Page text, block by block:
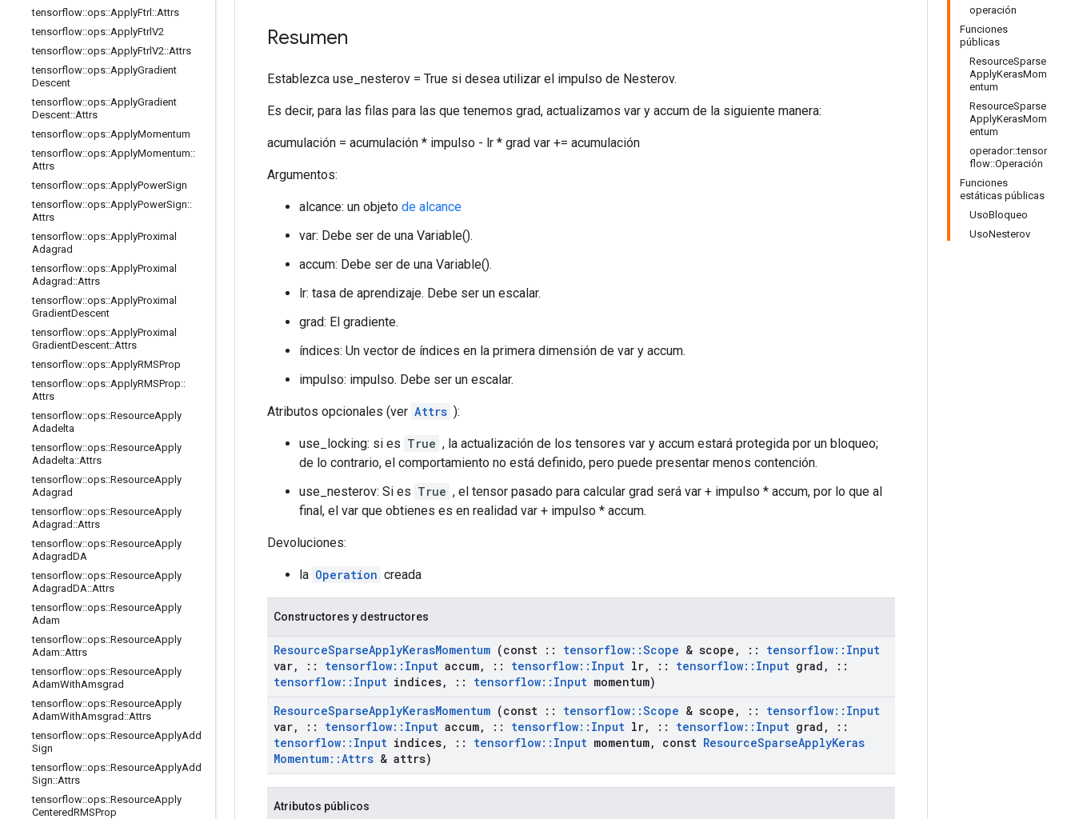
tensorflow::ops::ApplyFtrl ::Attrs
tensorflow::ops::ApplyFtrlV2
tensorflow::ops::ApplyFtrlV2::Attrs
tensorflow::ops::ApplyGradient
Descent
tensorflow::ops::ApplyGradient
Descent::Attrs
tensorflow::ops::ApplyMomentum
tensorflow::ops::ApplyMomentum::
Attrs
tensorflow::ops::ApplyPowerSign
tensorflow::ops::ApplyPowerSign::
Attrs
tensorflow::ops::ApplyProximal
Adagrad
tensorflow::ops::ApplyProximal
Adagrad ::Attrs
tensorflow::ops::ApplyProximal
GradientDescent
tensorflow::ops::ApplyProximal
GradientDescent::Attrs
tensorflow::ops::ApplyRMSProp
tensorflow::ops::ApplyRMSProp::
Attrs
tensorflow::ops::ResourceApply
Adadelta
tensorflow::ops::ResourceApply
Adadelta::Attrs
tensorflow::ops::ResourceApply
Adagrad
tensorflow::ops::ResourceApply
Adagrad ::Attrs
tensorflow::ops::ResourceApply
AdagradDA
tensorflow::ops::ResourceApply
AdagradDA::Attrs
tensorflow::ops::ResourceApply
Adam
tensorflow::ops::ResourceApply
Adam::Attrs
tensorflow::ops::ResourceApply
AdamWithAmsgrad
tensorflow::ops::ResourceApply
AdamWithAmsgrad ::Attrs
tensorflow::ops::ResourceApplyAdd
Sign
tensorflow::ops::ResourceApplyAdd
Sign::Attrs
tensorflow::ops::ResourceApply
CenteredRMSProp
operación
Funciones
públicas
ResourceSparse
ApplyKerasMom
entum
ResourceSparse
ApplyKerasMom
entum
operador::tensor
flow::Operación
Funciones
estáticas públicas
UsoBloqueo
UsoNesterov
Resumen
Establezca use_nesterov = True si desea utilizar el impulso de Nesterov.
Es decir, para las filas para las que tenemos grad, actualizamos var y accum de la siguiente manera:
acumulación = acumulación * impulso - lr * grad var += acumulación
Argumentos:
alcance: un objeto de alcance
var: Debe ser de una Variable().
accum: Debe ser de una Variable().
lr: tasa de aprendizaje. Debe ser un escalar.
grad: El gradiente.
índices: Un vector de índices en la primera dimensión de var y accum.
impulso: impulso. Debe ser un escalar.
Atributos opcionales (ver Attrs ):
use_locking: si es True , la actualización de los tensores var y accum estará protegida por un bloqueo;
de lo contrario, el comportamiento no está definido, pero puede presentar menos contención.
use_nesterov: Si es True , el tensor pasado para calcular grad será var + impulso * accum, por lo que al
final, el var que obtienes es en realidad var + impulso * accum.
Devoluciones:
la Operation creada
Constructores y destructores
ResourceSparseApplyKerasMomentum (const :: tensorflow::Scope & scope , :: tensorflow:: Input
var, :: tensorflow:: Input accum, :: tensorflow:: Input lr, :: tensorflow:: Input grad ,
::
tensorflow:: Input indices, :: tensorflow:: Input momentum)
ResourceSparseApplyKerasMomentum (const :: tensorflow::Scope & scope , :: tensorflow:: Input
var, :: tensorflow:: Input accum, :: tensorflow:: Input lr, :: tensorflow:: Input grad ,
::
tensorflow:: Input indices, :: tensorflow:: Input momentum, const ResourceSparseApplyKeras
Momentum::Attrs & attrs)
Atributos públicos